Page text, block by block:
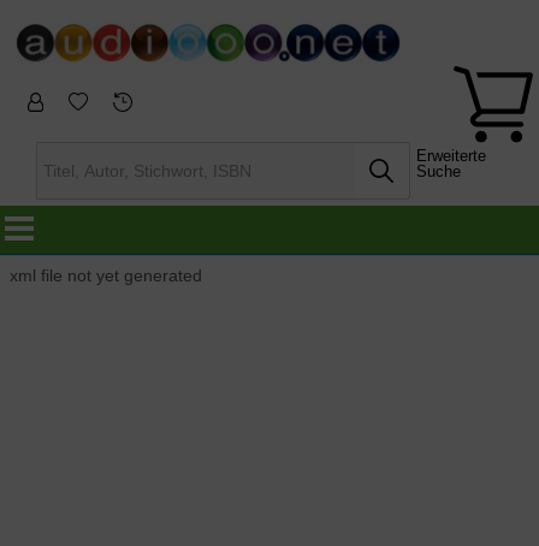
Erweiterte
Suche
xml file not yet generated